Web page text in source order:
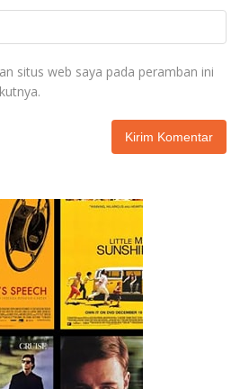
situs web saya pada peramban ini